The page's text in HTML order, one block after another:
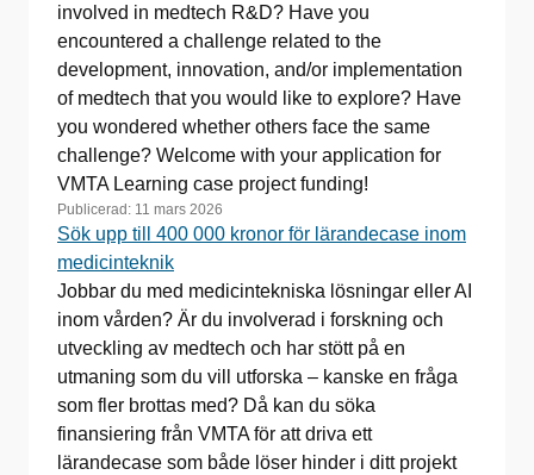
involved in medtech R&D? Have you
encountered a challenge related to the
development, innovation, and/or implementation
of medtech that you would like to explore? Have
you wondered whether others face the same
challenge? Welcome with your application for
VMTA Learning case project funding!
Publicerad: 11 mars 2026
Sök upp till 400 000 kronor för lärandecase inom
medicinteknik
Jobbar du med medicintekniska lösningar eller AI
inom vården? Är du involverad i forskning och
utveckling av medtech och har stött på en
utmaning som du vill utforska – kanske en fråga
som fler brottas med? Då kan du söka
finansiering från VMTA för att driva ett
lärandecase som både löser hinder i ditt projekt